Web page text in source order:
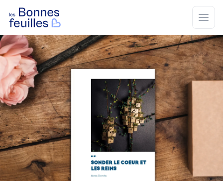
Les Bonnes Feuilles